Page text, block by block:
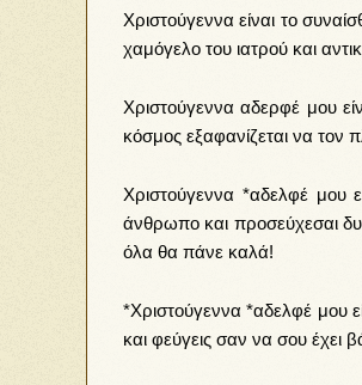
Χριστούγεννα είναι το
χαμόγελο του ιατρού και
Χριστούγεννα αδερφέ μου
κόσμος εξαφανίζεται να τον
Χριστούγεννα *αδελφέ μου
άνθρωπο και προσεύχεσαι
όλα θα πάνε καλά!
*Χριστούγεννα *αδελφέ μου
και φεύγεις σαν να σου έχει